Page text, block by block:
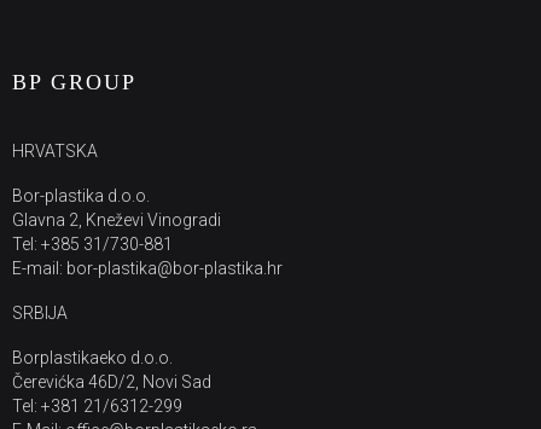
BP GROUP
HRVATSKA
Bor-plastika d.o.o.
Glavna 2, Kneževi Vinogradi
Tel: +385 31/730-881
E-mail: bor-plastika@bor-plastika.hr
SRBIJA
Borplastikaeko d.o.o.
Čerevićka 46D/2, Novi Sad
Tel: +381 21/6312-299